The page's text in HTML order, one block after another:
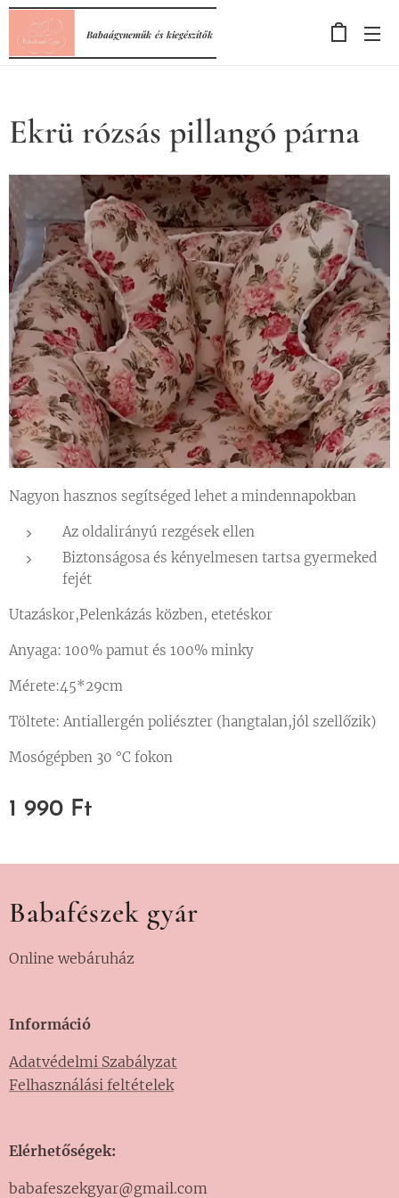
Babaágyneműk és kiegészítők
Ekrü rózsás pillangó párna
Nagyon hasznos segítséged lehet a mindennapokban
Az oldalirányú rezgések ellen
Biztonságosa és kényelmesen tartsa gyermeked
fejét
Utazáskor,Pelenkázás közben, etetéskor
Anyaga: 100% pamut és 100% minky
Mérete:45*29cm
Töltete: Antiallergén poliészter (hangtalan,jól szellőzik)
Mosógépben 30 °C fokon
1 990 Ft
Babafészek gyár
Online webáruház
Információ
Adatvédelmi Szabályzat
Felhasználási feltételek
Elérhetőségek:
babafeszekgyar@gmail.com